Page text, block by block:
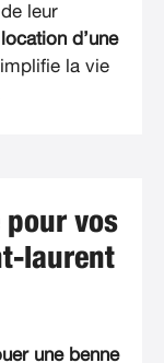
leur
location d’une
la vie
pour vos
laurent
une benne